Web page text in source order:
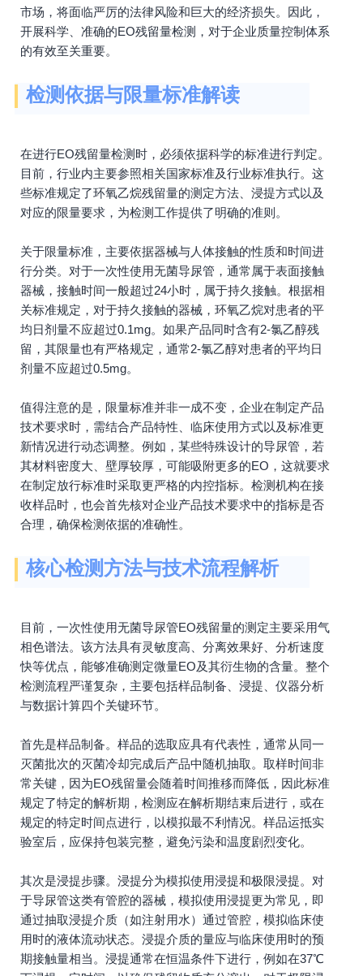
市场，将面临严厉的法律风险和巨大的经济损失。因此，
开展科学、准确的EO残留量检测，对于企业质量控制体系
的有效至关重要。
检测依据与限量标准解读
在进行EO残留量检测时，必须依据科学的标准进行判定。
目前，行业内主要参照相关国家标准及行业标准执行。这
些标准规定了环氧乙烷残留量的测定方法、浸提方式以及
对应的限量要求，为检测工作提供了明确的准则。
关于限量标准，主要依据器械与人体接触的性质和时间进
行分类。对于一次性使用无菌导尿管，通常属于表面接触
器械，接触时间一般超过24小时，属于持久接触。根据相
关标准规定，对于持久接触的器械，环氧乙烷对患者的平
均日剂量不应超过0.1mg。如果产品同时含有2-氯乙醇残
留，其限量也有严格规定，通常2-氯乙醇对患者的平均日
剂量不应超过0.5mg。
值得注意的是，限量标准并非一成不变，企业在制定产品
技术要求时，需结合产品特性、临床使用方式以及标准更
新情况进行动态调整。例如，某些特殊设计的导尿管，若
其材料密度大、壁厚较厚，可能吸附更多的EO，这就要求
在制定放行标准时采取更严格的内控指标。检测机构在接
收样品时，也会首先核对企业产品技术要求中的指标是否
合理，确保检测依据的准确性。
核心检测方法与技术流程解析
目前，一次性使用无菌导尿管EO残留量的测定主要采用气
相色谱法。该方法具有灵敏度高、分离效果好、分析速度
快等优点，能够准确测定微量EO及其衍生物的含量。整个
检测流程严谨复杂，主要包括样品制备、浸提、仪器分析
与数据计算四个关键环节。
首先是样品制备。样品的选取应具有代表性，通常从同一
灭菌批次的灭菌冷却完成后产品中随机抽取。取样时间非
常关键，因为EO残留量会随着时间推移而降低，因此标准
规定了特定的解析期，检测应在解析期结束后进行，或在
规定的特定时间点进行，以模拟最不利情况。样品运抵实
验室后，应保持包装完整，避免污染和温度剧烈变化。
其次是浸提步骤。浸提分为模拟使用浸提和极限浸提。对
于导尿管这类有管腔的器械，模拟使用浸提更为常见，即
通过抽取浸提介质（如注射用水）通过管腔，模拟临床使
用时的液体流动状态。浸提介质的量应与临床使用时的预
期接触量相当。浸提通常在恒温条件下进行，例如在37℃